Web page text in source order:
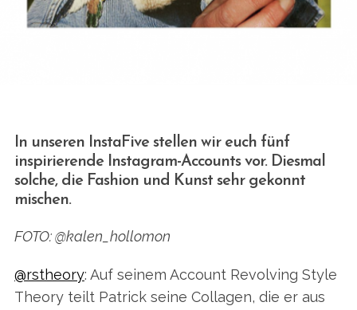
In unseren InstaFive stellen wir euch fünf
inspirierende Instagram-Accounts vor. Diesmal
solche, die Fashion und Kunst sehr gekonnt
mischen.
FOTO: @kalen_hollomon
@rstheory: Auf seinem Account Revolving Style
Theory teilt Patrick seine Collagen, die er aus